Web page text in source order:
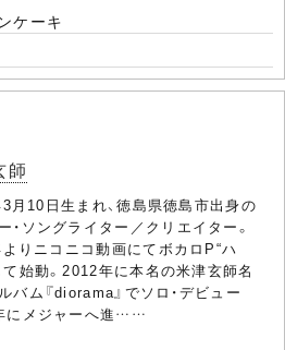
ケーキ
師
月10日生まれ、徳島県徳島市出身の
・ソングライター／クリエイター。
りニコニコ動画にてボカロP“ハ
て始動。2012年に本名の米津玄師名
バム『diorama』でソロ・デビュー
にメジャーへ進……